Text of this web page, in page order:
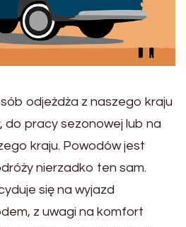
odjeżdża z naszego kraju
do pracy sezonowej lub na
kraju. Powodów jest
nierzadko ten sam.
się na wyjazd
z uwagi na komfort